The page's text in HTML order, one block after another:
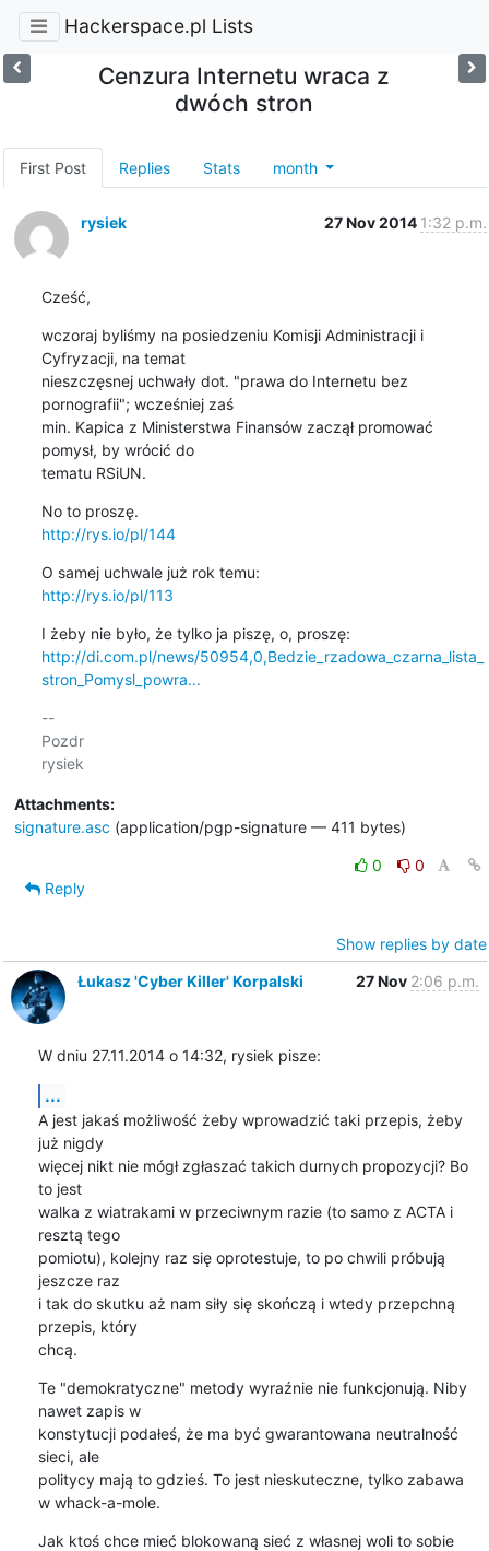
Hackerspace.pl Lists
Cenzura Internetu wraca z
dwóch stron
First Post Replies Stats month
rysiek 27 Nov 2014 1:32 p.m.
Cześć,
wczoraj byliśmy na posiedzeniu Komisji Administracji i
Cyfryzacji, na temat
nieszczęsnej uchwały dot. "prawa do Internetu bez
pornografii"; wcześniej zaś
min. Kapica z Ministerstwa Finansów zaczął promować
pomysł, by wrócić do
tematu RSiUN.
http://rys.io/pl/144
http://rys.io/pl/113
http://di.com.pl/news/50954,0,Bedzie_rzadowa_czarna_lista_
stron_Pomysl_powra...
--
Pozdr
Attachments:
signature.asc (application/pgp-signature — 411 bytes)
0
0
Reply
Show replies by date
Łukasz 'Cyber Killer' Korpalski
27 Nov 2:06 p.m.
W dniu 27.11.2014 o 14:32, rysiek pisze:
...
A jest jakaś możliwość żeby wprowadzić taki przepis, żeby
już nigdy
więcej nikt nie mógł zgłaszać takich durnych propozycji? Bo
to jest
walka z wiatrakami w przeciwnym razie (to samo z ACTA i
resztą tego
pomiotu), kolejny raz się oprotestuje, to po chwili próbują
jeszcze raz
i tak do skutku aż nam siły się skończą i wtedy przepchną
przepis, który
chcą.
Te "demokratyczne" metody wyraźnie nie funkcjonują. Niby
nawet zapis w
konstytucji podałeś, że ma być gwarantowana neutralność
sieci, ale
politycy mają to gdzieś. To jest nieskuteczne, tylko zabawa
w whack-a-mole.
Jak ktoś chce mieć blokowaną sieć z własnej woli to sobie